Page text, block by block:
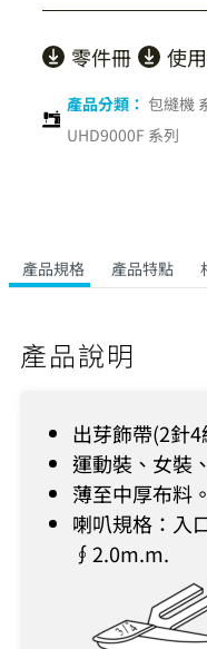
零件冊 使
產品分類： 包縫機
UHD9000F 系列
產品規格 產品特點
產品說明
出芽飾帶(2針
運動裝、女裝
薄至中厚布料。
喇叭規格：入
∮2.0m.m.